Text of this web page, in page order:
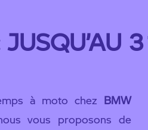
à moto chez BMW
vous proposons de